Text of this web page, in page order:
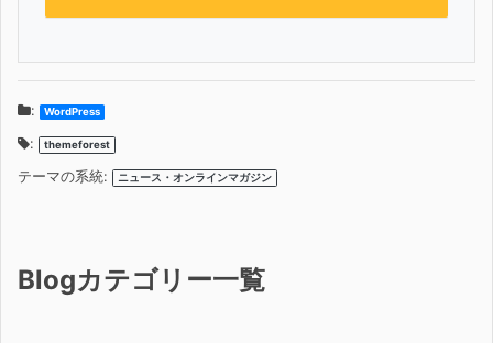
: WordPress
: themeforest
テーマの系統: ニュース・オンラインマガジン
Blogカテゴリー一覧